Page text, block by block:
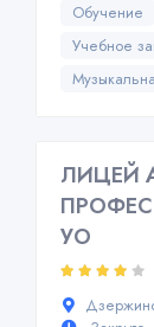
Обучение
Учебное
ЛИЦЕЙ
УО